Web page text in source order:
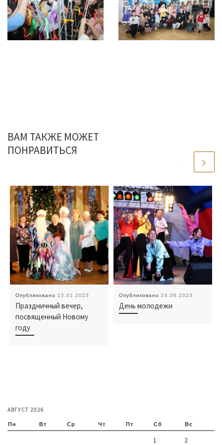
ВАМ ТАКЖЕ МОЖЕТ
ПОНРАВИТЬСЯ
Опубликовано 15.01.2023
Праздничный вечер,
посвященный Новому
году
Опубликовано 24.06.2023
День молодежи
АВГУСТ 2026
Пн Вт Ср Чт Пт Сб Вс
1 2